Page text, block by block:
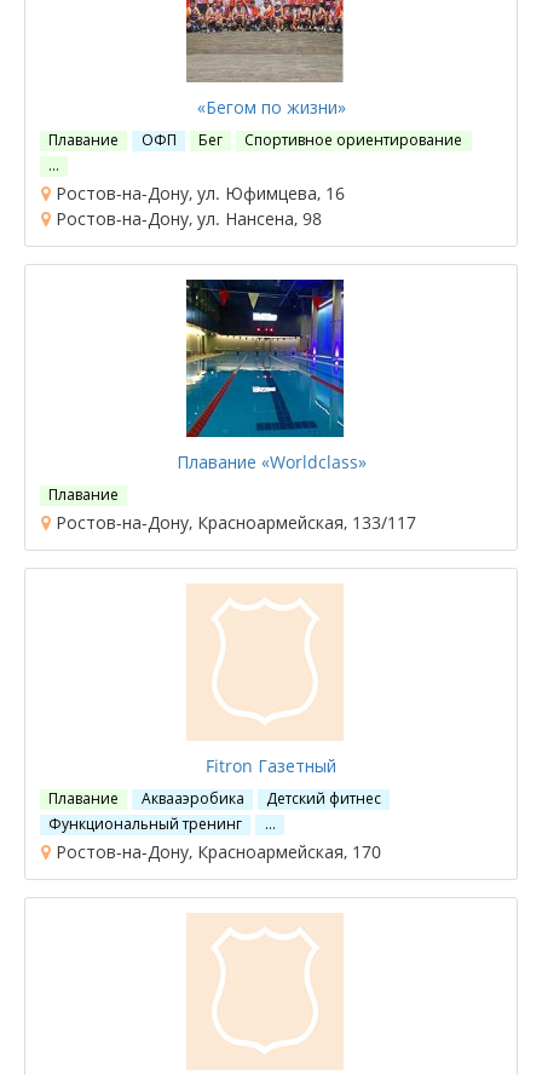
«Бегом по жизни»
Плавание ОФП Бег
Спортивное ориентирование
…
Ростов-на-Дону, ул. Юфимцева, 16
Ростов-на-Дону, ул. Нансена, 98
Плавание «Worldclass»
Плавание
Ростов-на-Дону, Красноармейская, 133/117
Fitron Газетный
Плавание Аквааэробика
Детский фитнес
Функциональный тренинг
…
Ростов-на-Дону, Красноармейская, 170